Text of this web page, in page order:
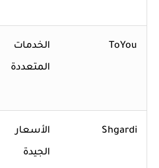
ToYou الخدمات
المتعددة
Shgardi الأسعار
الجيدة